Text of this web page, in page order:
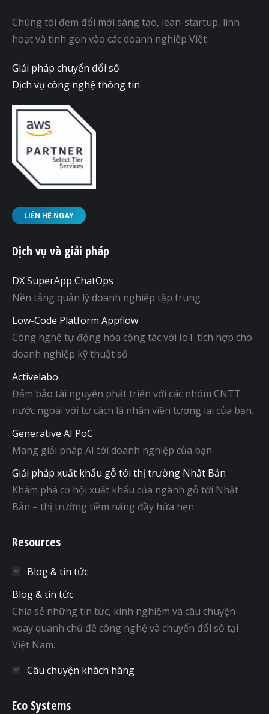
Chúng tôi đem đổi mới sáng tạo, lean-startup, linh
hoạt và tinh gọn vào các doanh nghiệp Việt
Giải pháp chuyển đổi số
Dịch vụ công nghệ thông tin
LIÊN HỆ NGAY
Dịch vụ và giải pháp
DX SuperApp ChatOps
Nền tảng quản lý doanh nghiệp tập trung
Low-Code Platform Appflow
Công nghệ tự động hóa cộng tác với IoT tích hợp cho
doanh nghiệp kỹ thuật số
Activelabo
Đảm bảo tài nguyên phát triển với các nhóm CNTT
nước ngoài với tư cách là nhân viên tương lai của bạn.
Generative AI PoC
Mang giải pháp AI tới doanh nghiệp của bạn
Giải pháp xuất khẩu gỗ tới thị trường Nhật Bản
Khám phá cơ hội xuất khẩu của ngành gỗ tới Nhật
Bản – thị trường tiềm năng đầy hứa hẹn
Resources
Blog & tin tức
Blog & tin tức
Chia sẻ những tin tức, kinh nghiệm và câu chuyện
xoay quanh chủ đề công nghệ và chuyển đổi số tại
Việt Nam.
Câu chuyện khách hàng
Eco Systems